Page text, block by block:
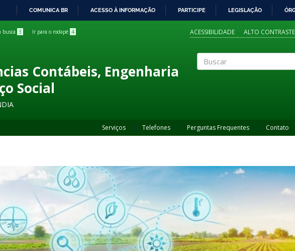
COMUNICA BR ACESSO À INFORMAÇÃO PARTICIPE LEGISLAÇÃO
busca 3 Ir para o rodapé 4 ACESSIBILIDADE ALTO CONTRASTE
Contábeis, Engenharia
Social
Serviços Telefones Perguntas Frequentes Contato